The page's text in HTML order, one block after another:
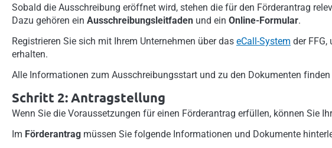
Sobald die Ausschreibung eröffnet wird, stehen die für den Förderantrag
Dazu gehören ein Ausschreibungsleitfaden und ein Online-Formular.
Registrieren Sie sich mit Ihrem Unternehmen über das eCall-System der
erhalten.
Alle Informationen zum Ausschreibungsstart und zu den Dokumenten finden
Schritt 2: Antragstellung
Wenn Sie die Voraussetzungen für einen Förderantrag erfüllen, können Sie
Im Förderantrag müssen Sie folgende Informationen und Dokumente